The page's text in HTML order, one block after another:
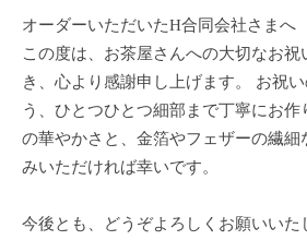
オーダーいただいたH合同会社さまへ
この度は、お茶屋さんへの大切なお
き、心より感謝申し上げます。 お祝
う、ひとつひとつ細部まで丁寧にお
の華やかさと、金箔やフェザーの繊細
みいただければ幸いです。
今後とも、どうぞよろしくお願いいた